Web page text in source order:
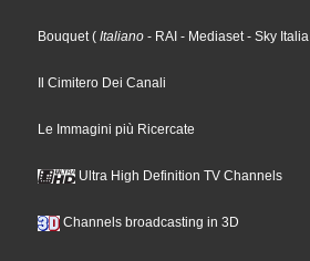
Bouquet( Italiano - RAI - Mediaset- Sky Italia
Il Cimitero Dei Canali
Le Immagini più Ricercate
Ultra High Definition TV Channels
Channels broadcasting in 3D